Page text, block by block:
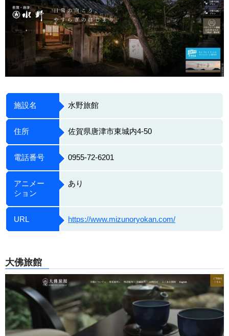
施設名 水野旅館
住所 佐賀県唐津市東城内4-50
電話番号 0955-72-6201
アニメー
ション
あり
URL https://www.mizunoryokan.com/
大佛旅館